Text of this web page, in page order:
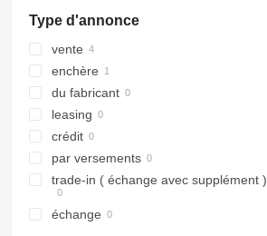
Type d'annonce
vente
enchère
du fabricant
leasing
crédit
par versements
trade-in ( échange avec supplément )
échange